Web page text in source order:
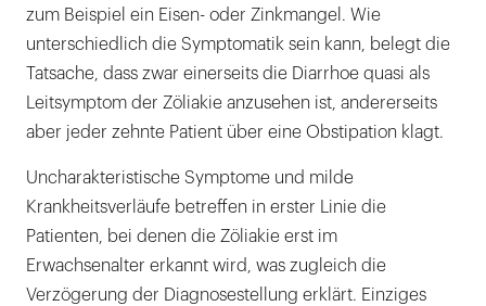
zum Beispiel ein Eisen- oder Zinkmangel. Wie
unterschiedlich die Symptomatik sein kann, belegt die
Tatsache, dass zwar einerseits die Diarrhoe quasi als
Leitsymptom der Zöliakie anzusehen ist, andererseits
aber jeder zehnte Patient über eine Obstipation klagt.
Uncharakteristische Symptome und milde
Krankheitsverläufe betreffen in erster Linie die
Patienten, bei denen die Zöliakie erst im
Erwachsenalter erkannt wird, was zugleich die
Verzögerung der Diagnosestellung erklärt. Einziges